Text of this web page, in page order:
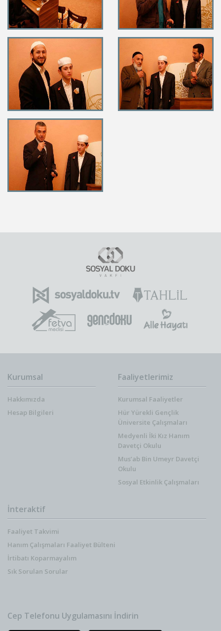
Kurumsal
Hakkımızda
Hesap Bilgileri
Faaliyetlerimiz
Kurumsal Faaliyetler
Hür Yürekli Gençlik
Üniversite Çalışmaları
Medyenli İki Kız Hanım
Davetçi Okulu
Mus’ab Bin Umeyr Davetçi
Okulu
Sosyal Etkinlik Çalışmaları
İnteraktif
Faaliyet Takvimi
Hanım Çalışmaları Faaliyet Bülteni
İrtibatı Koparmayalım
Sık Sorulan Sorular
Cep Telefonu Uygulamasını İndirin